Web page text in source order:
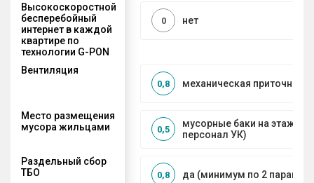
Высокоскоростной
бесперебойный
интернет в каждой
квартире по
технологии G-PON
нет
0
Вентиляция
механическая приточно-
0,8
Место размещения
мусора жильцами
мусорные баки на этажах
персонал УК)
0,5
Раздельный сбор
ТБО
да (минимум по 2
0,8